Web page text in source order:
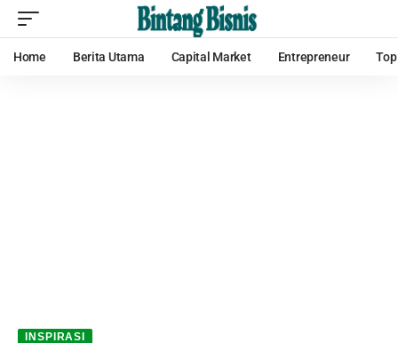
Home Berita Utama Capital Market Entrepreneur
INSPIRASI